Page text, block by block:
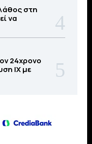
στη
να
24χρονο
ΙΧ με